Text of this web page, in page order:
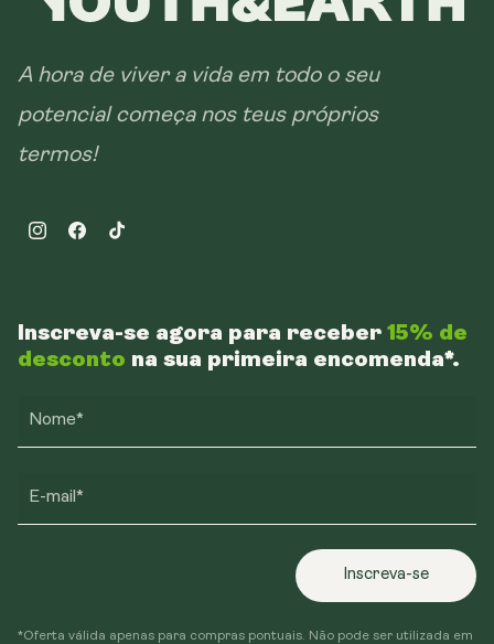
A hora de viver a vida em todo o seu
potencial começa nos teus próprios
termos!
InstagramFacebookTikTok
Inscreva-se agora para receber 15% de
desconto na sua primeira encomenda*.
Nome*
E-mail*
Inscreva-se
*Oferta válida apenas para compras pontuais. Não pode ser utilizada em